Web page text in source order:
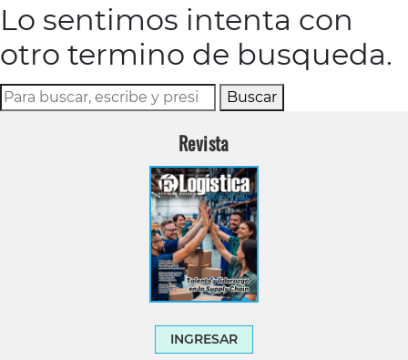
Lo sentimos intenta con
otro termino de busqueda.
Buscar
Revista
INGRESAR